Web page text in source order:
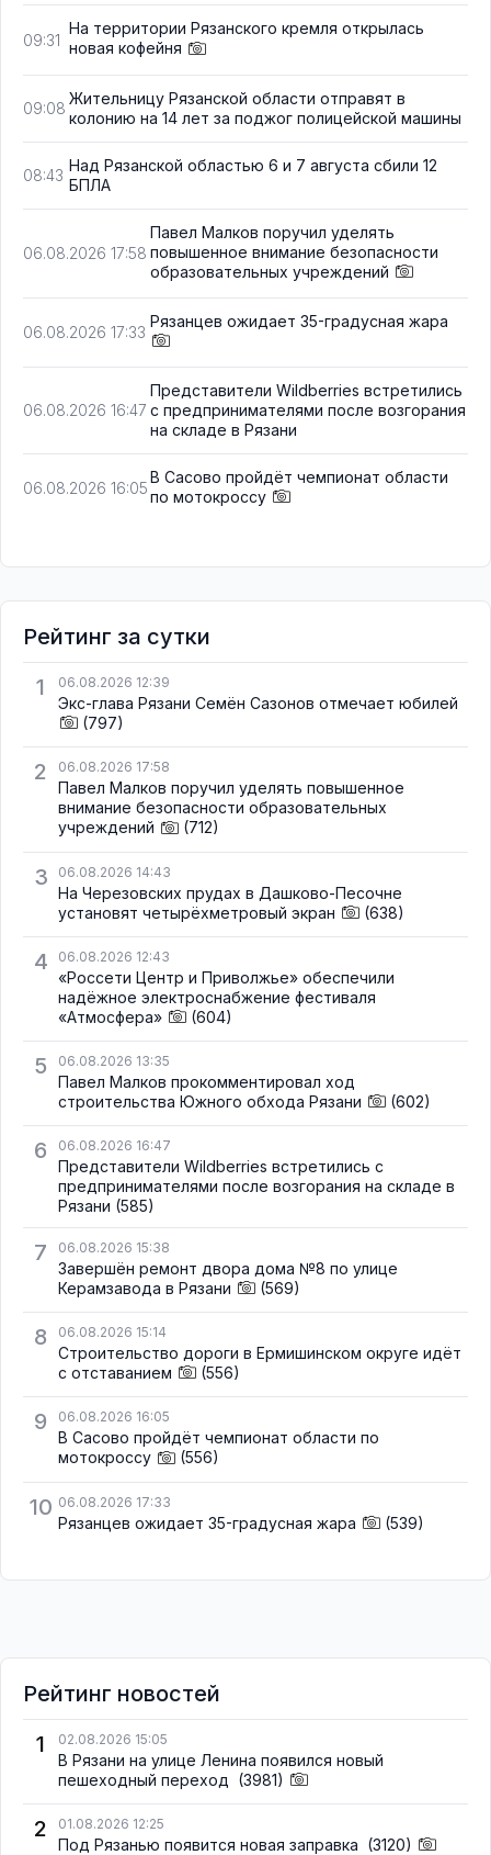
09:31
На территории Рязанского кремля открылась
новая кофейня
09:08
Жительницу Рязанской области отправят в
колонию на 14 лет за поджог полицейской машины
08:43
Над Рязанской областью 6 и 7 августа сбили 12
БПЛА
06.08.2026 17:58
Павел Малков поручил уделять
повышенное внимание безопасности
образовательных учреждений
06.08.2026 17:33
Рязанцев ожидает 35-градусная жара
06.08.2026 16:47
Представители Wildberries встретились
с предпринимателями после возгорания
на складе в Рязани
06.08.2026 16:05
В Сасово пройдёт чемпионат области
по мотокроссу
Рейтинг за сутки
1
06.08.2026 12:39
Экс-глава Рязани Семён Сазонов отмечает юбилей
(797)
2 06.08.2026 17:58
Павел Малков поручил уделять повышенное
внимание безопасности образовательных
учреждений
(712)
3 06.08.2026 14:43
На Черезовских прудах в Дашково-Песочне
установят четырёхметровый экран
(638)
4 06.08.2026 12:43
«Россети Центр и Приволжье» обеспечили
надёжное электроснабжение фестиваля
«Атмосфера»
(604)
5 06.08.2026 13:35
Павел Малков прокомментировал ход
строительства Южного обхода Рязани
(602)
6 06.08.2026 16:47
Представители Wildberries встретились с
предпринимателями после возгорания на складе в
Рязани (585)
7 06.08.2026 15:38
Завершён ремонт двора дома №8 по улице
Керамзавода в Рязани
(569)
8 06.08.2026 15:14
Строительство дороги в Ермишинском округе идёт
с отставанием
(556)
9 06.08.2026 16:05
В Сасово пройдёт чемпионат области по
мотокроссу
(556)
10 06.08.2026 17:33
Рязанцев ожидает 35-градусная жара (539)
Рейтинг новостей
1
02.08.2026 15:05
В Рязани на улице Ленина появился новый
пешеходный переход (3981)
2 01.08.2026 12:25
Под Рязанью появится новая заправка (3120)